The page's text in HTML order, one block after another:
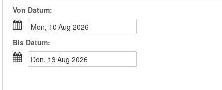
Von Datum:
Mon, 10 Aug 2026
Bis Datum:
Don, 13 Aug 2026